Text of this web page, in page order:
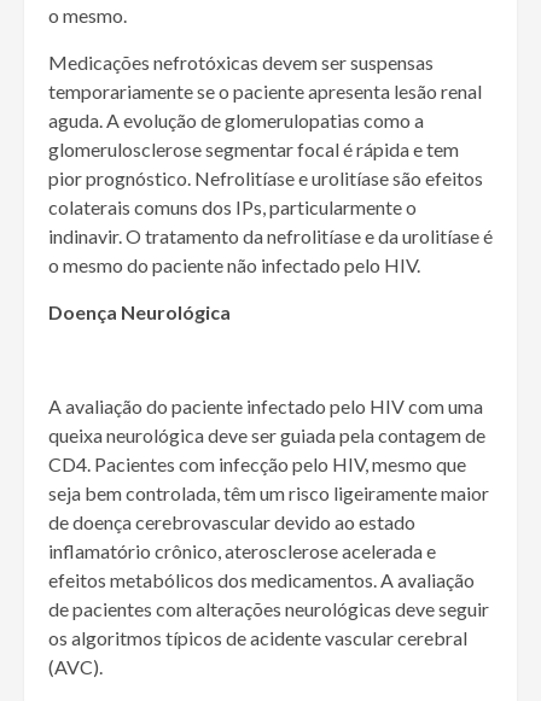
o mesmo.
Medicações nefrotóxicas devem ser suspensas
temporariamente se o paciente apresenta lesão renal
aguda. A evolução de glomerulopatias como a
glomerulosclerose segmentar focal é rápida e tem
pior prognóstico. Nefrolitíase e urolitíase são efeitos
colaterais comuns dos IPs, particularmente o
indinavir. O tratamento da nefrolitíase e da urolitíase é
o mesmo do paciente não infectado pelo HIV.
Doença Neurológica
A avaliação do paciente infectado pelo HIV com uma
queixa neurológica deve ser guiada pela contagem de
CD4. Pacientes com infecção pelo HIV, mesmo que
seja bem controlada, têm um risco ligeiramente maior
de doença cerebrovascular devido ao estado
inflamatório crônico, aterosclerose acelerada e
efeitos metabólicos dos medicamentos. A avaliação
de pacientes com alterações neurológicas deve seguir
os algoritmos típicos de acidente vascular cerebral
(AVC).